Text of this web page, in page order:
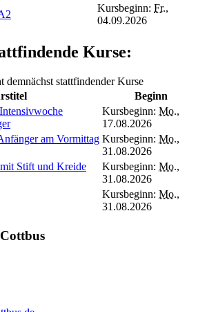
Kursbeginn: Fr.,
04.09.2026
Kurse:
demnächst stattfindender Kurse
Beginn
Kursbeginn: Mo.,
17.08.2026
am Vormittag Kursbeginn: Mo.,
31.08.2026
Stift und Kreide
Kursbeginn: Mo.,
31.08.2026
Kursbeginn: Mo.,
31.08.2026